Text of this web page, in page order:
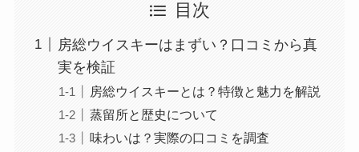
目次
房総ウイスキーはまずい？口コミから真
実を検証
房総ウイスキーとは？特徴と魅力を解説
蒸留所と歴史について
味わいは？実際の口コミを調査